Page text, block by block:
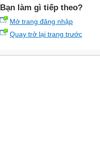
Bạn làm gì tiếp theo?
Mở trang đăng nhập
Quay trở lại trang trước